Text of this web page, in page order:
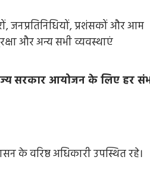
जनप्रतिनिधियों, प्रशंसकों और आम
और अन्य सभी व्यवस्थाएं
सरकार आयोजन के लिए हर
के वरिष्ठ अधिकारी उपस्थित रहे।